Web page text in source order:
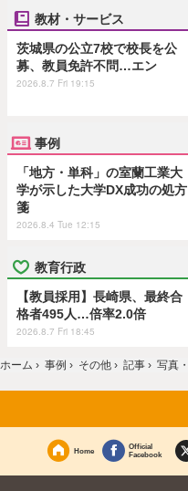
教材・サービス
茨城県の公立7校で校長を公
募、教員免許不問…エン
2026.8.7 Fri 19:15
事例
「地方・単科」の室蘭工業大
学が示した大学DX成功の処方
箋
2026.8.4 Tue 12:15
教育行政
【教員採用】長崎県、最終合
格者495人…倍率2.0倍
2026.8.7 Fri 18:45
ホーム › 事例 › その他 › 記事 › 写真
Home
Official
Facebook